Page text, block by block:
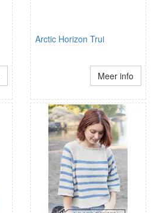
Arctic Horizon Trui
Meer info